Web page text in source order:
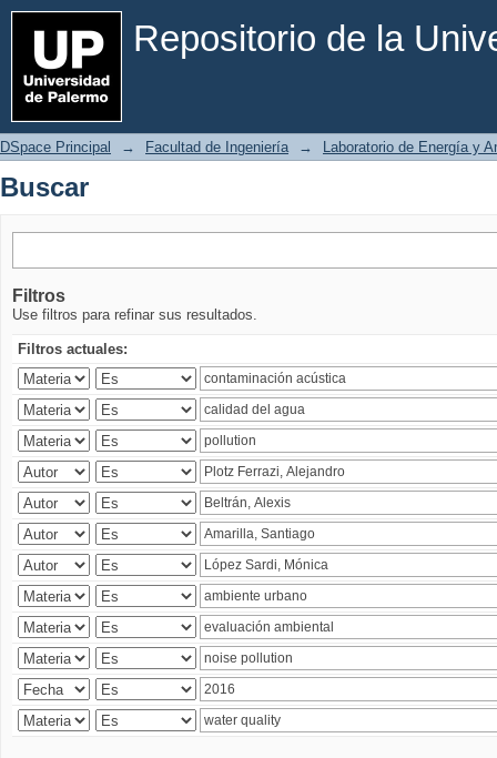
Repositorio de la
Buscar
DSpace Principal → Facultad de Ingeniería → Laboratorio de Energía y
Buscar
Filtros
Use filtros para refinar sus resultados.
Filtros actuales: